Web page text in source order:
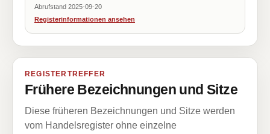
Abrufstand 2025-09-20
Registerinformationen ansehen
REGISTERTREFFER
Frühere Bezeichnungen und Sitze
Diese früheren Bezeichnungen und Sitze werden
vom Handelsregister ohne einzelne